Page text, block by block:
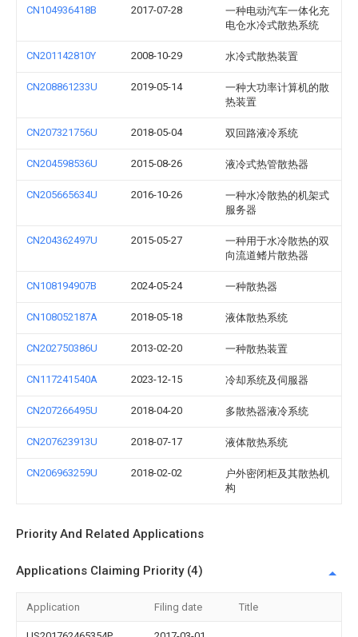
CN104936418B 2017-07-28
一种电动汽车一体化充
电仓水冷式散热系统
CN201142810Y 2008-10-29 水冷式散热装置
CN208861233U 2019-05-14
一种大功率计算机的散
热装置
CN207321756U 2018-05-04 双回路液冷系统
CN204598536U 2015-08-26 液冷式热管散热器
CN205665634U 2016-10-26
一种水冷散热的机架式
服务器
CN204362497U 2015-05-27
一种用于水冷散热的双
向流道鳍片散热器
CN108194907B 2024-05-24 一种散热器
CN108052187A 2018-05-18 液体散热系统
CN202750386U 2013-02-20 一种散热装置
CN117241540A 2023-12-15 冷却系统及伺服器
CN207266495U 2018-04-20 多散热器液冷系统
CN207623913U 2018-07-17 液体散热系统
CN206963259U 2018-02-02
户外密闭柜及其散热机
构
Priority And Related Applications
Applications Claiming Priority (4)
Application Filing date Title